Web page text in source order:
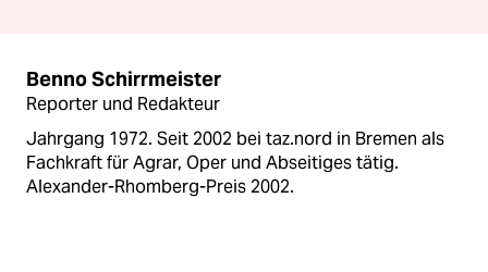
Benno Schirrmeister
Reporter und Redakteur
Jahrgang 1972. Seit 2002 bei taz.nord in Bremen als
Fachkraft für Agrar, Oper und Abseitiges tätig.
Alexander-Rhomberg-Preis 2002.